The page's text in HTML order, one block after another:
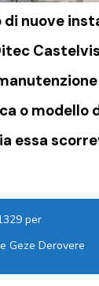
di nuove
o modello
essa
per
Geze Derovere